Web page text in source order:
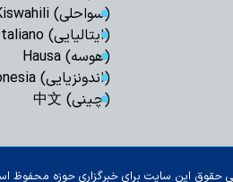
(سواحلی) Kiswahili
(ایتالیایی) Italiano
(هوسه) Hausa
(اندونزیایی) indonesia
(چینی) 中文
حقوق این سایت برای خبرگزاری حوزه محفوظ